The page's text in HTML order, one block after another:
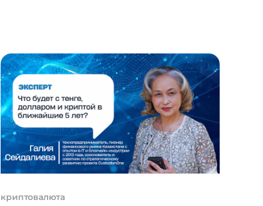
реальным активам, таким как валюты или
сырьевые товары. О них говорят
центральные банки, международные
финансовые
криптовалюта